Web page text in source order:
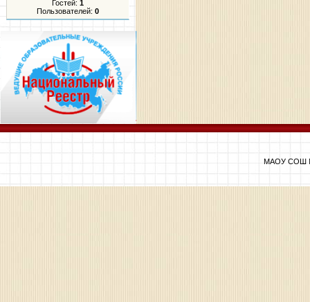
Гостей: 1
Пользователей: 0
МАОУ СОШ